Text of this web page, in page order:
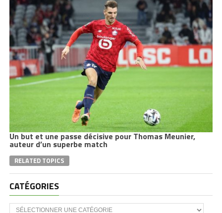
Un but et une passe décisive pour Thomas Meunier,
auteur d’un superbe match
RELATED TOPICS
CATÉGORIES
CATÉGORIES